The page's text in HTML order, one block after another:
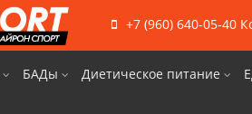
+7 (960) 640-05-40
БАДы Диетическое питание